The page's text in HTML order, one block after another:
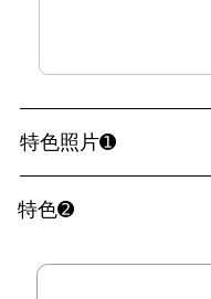
特色照片➊
特色➋